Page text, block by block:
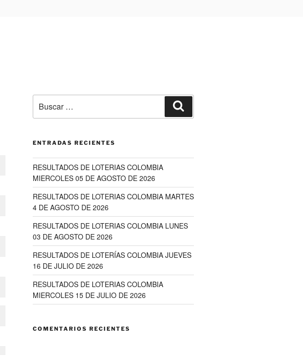
por:
ENTRADAS RECIENTES
RESULTADOS DE LOTERIAS COLOMBIA
MIERCOLES 05 DE AGOSTO DE 2026
RESULTADOS DE LOTERIAS COLOMBIA MARTES
4 DE AGOSTO DE 2026
RESULTADOS DE LOTERIAS COLOMBIA LUNES
03 DE AGOSTO DE 2026
RESULTADOS DE LOTERÍAS COLOMBIA JUEVES
16 DE JULIO DE 2026
RESULTADOS DE LOTERIAS COLOMBIA
MIERCOLES 15 DE JULIO DE 2026
COMENTARIOS RECIENTES